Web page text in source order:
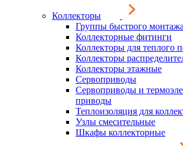
Коллекторы
Группы быстрого монтажа
Коллекторные фитинги
Коллекторы для теплого
Коллекторы
Коллекторы этажные
Сервоприводы
Сервоприводы и
приводы
Теплоизоляция для
Узлы смесительные
Шкафы коллекторные